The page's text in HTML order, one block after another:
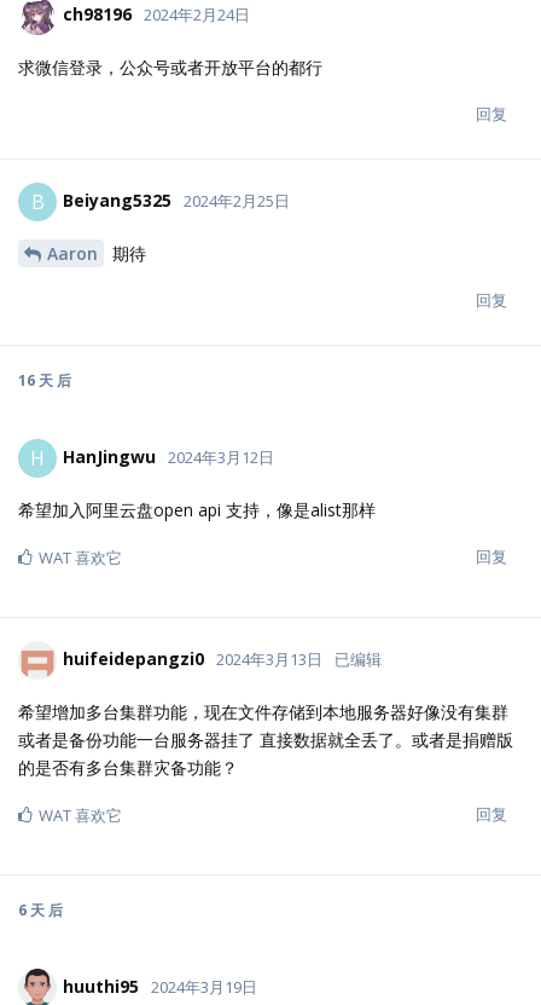
ch98196 2024年2月24日
求微信登录，公众号或者开放平台的都行
回复
B Beiyang5325 2024年2月25日
Aaron 期待
回复
16 天 后
H HanJingwu 2024年3月12日
希望加入阿里云盘open api 支持，像是alist那样
回复
WAT喜欢它
huifeidepangzi0 2024年3月13日 已编辑
希望增加多台集群功能，现在文件存储到本地服务器好像没有集群
或者是备份功能一台服务器挂了 直接数据就全丢了。或者是捐赠版
的是否有多台集群灾备功能？
回复
WAT喜欢它
6 天 后
huuthi95 2024年3月19日